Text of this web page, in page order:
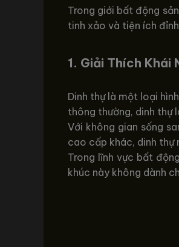
Trong giới bất động
tinh xảo và tiện ích
1. Giải Thích Khái
Dinh thự là một loại
thông thường, dinh thự
Với không gian sống
cao cấp khác, dinh thự
Trong lĩnh vực bất
khúc này không dành